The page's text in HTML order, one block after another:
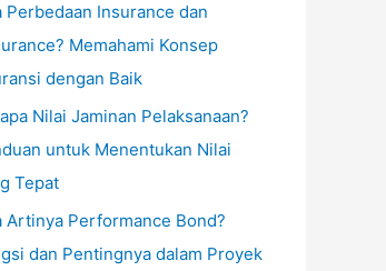
Perbedaan Insurance dan
Memahami Konsep
dengan Baik
Nilai Jaminan Pelaksanaan?
untuk Menentukan Nilai
Tepat
Artinya Performance Bond?
dan Pentingnya dalam Proyek